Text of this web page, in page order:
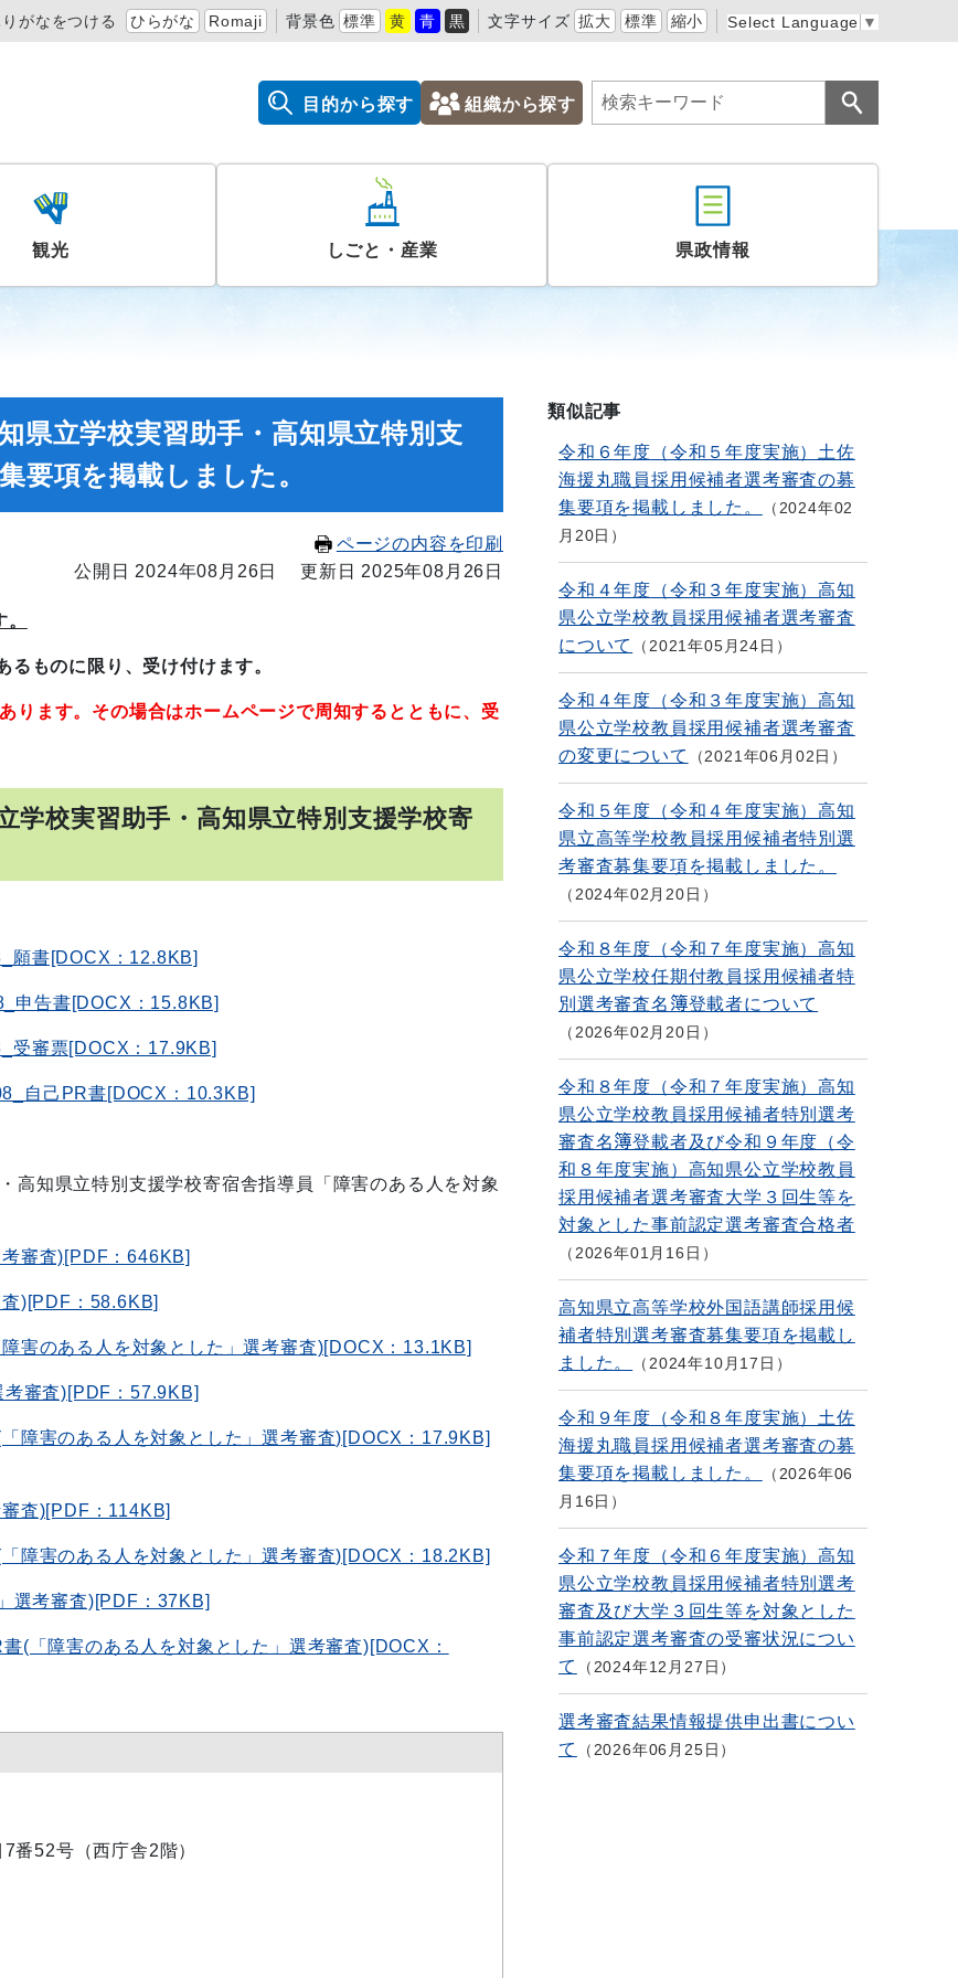
がなをつける ひらがな Romaji 背景色 標準 黄 青 黒 文字サイズ 拡大 標準 縮小 Select Language ▼
目的から探す 組織から探す
観光 しごと・産業 県政情報
県立学校実習助手・高知県立特別支
要項を掲載しました。
ページの内容を印刷
公開日 2024年08月26日
更新日 2025年08月26日
ものに限り、受け付けます。
ります。その場合はホームページで周知するとともに、受
学校実習助手・高知県立特別支援学校寄
願書[DOCX：12.8KB]
申告書[DOCX：15.8KB]
受審票[DOCX：17.9KB]
自己PR書[DOCX：10.3KB]
高知県立特別支援学校寄宿舎指導員「障害のある人を対象
審査)[PDF：646KB]
)[PDF：58.6KB]
害のある人を対象とした」選考審査)[DOCX：13.1KB]
審査)[PDF：57.9KB]
障害のある人を対象とした」選考審査)[DOCX：17.9KB]
査)[PDF：114KB]
障害のある人を対象とした」選考審査)[DOCX：18.2KB]
選考審査)[PDF：37KB]
(「障害のある人を対象とした」選考審査)[DOCX：
番52号（西庁舎2階）
類似記事
令和６年度（令和５年度実施）土佐
海援丸職員採用候補者選考審査の募
集要項を掲載しました。
2024年02
月20日
令和４年度（令和３年度実施）高知
県公立学校教員採用候補者選考審査
について
2021年05月24日
令和４年度（令和３年度実施）高知
県公立学校教員採用候補者選考審査
の変更について
2021年06月02日
令和５年度（令和４年度実施）高知
県立高等学校教員採用候補者特別選
考審査募集要項を掲載しました。
2024年02月20日
令和８年度（令和７年度実施）高知
県公立学校任期付教員採用候補者特
別選考審査名簿登載者について
2026年02月20日
令和８年度（令和７年度実施）高知
県公立学校教員採用候補者特別選考
審査名簿登載者及び令和９年度（令
和８年度実施）高知県公立学校教員
採用候補者選考審査大学３回生等を
対象とした事前認定選考審査合格者
2026年01月16日
高知県立高等学校外国語講師採用候
補者特別選考審査募集要項を掲載し
ました。
2024年10月17日
令和９年度（令和８年度実施）土佐
海援丸職員採用候補者選考審査の募
集要項を掲載しました。
2026年06
月16日
令和７年度（令和６年度実施）高知
県公立学校教員採用候補者特別選考
審査及び大学３回生等を対象とした
事前認定選考審査の受審状況につい
て
2024年12月27日
選考審査結果情報提供申出書につい
て
2026年06月25日